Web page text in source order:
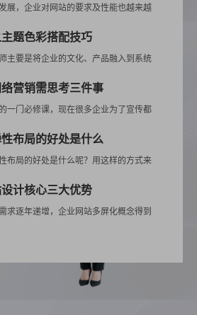
展，企业对网站的要求及性能也越来越
题色彩搭配技巧
主要是将企业的文化、产品融入到系统
营销需思考三件事
一门必修课，现在很多企业为了宣传都
布局的好处是什么
布局的好处是什么呢？用这样的方式来
计核心三大优势
求逐年递增，企业网站多屏化概念得到